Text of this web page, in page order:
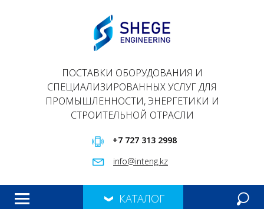
ПОСТАВКИ ОБОРУДОВАНИЯ И
СПЕЦИАЛИЗИРОВАННЫХ УСЛУГ ДЛЯ
ПРОМЫШЛЕННОСТИ, ЭНЕРГЕТИКИ И
СТРОИТЕЛЬНОЙ ОТРАСЛИ
+7 727 313 2998
info@inteng.kz
КАТАЛОГ